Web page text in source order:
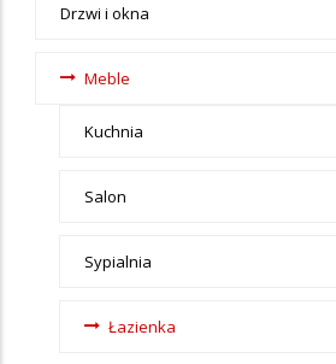
menu-Dom
Drzwi i okna
Meble
Kuchnia
Salon
Sypialnia
Łazienka